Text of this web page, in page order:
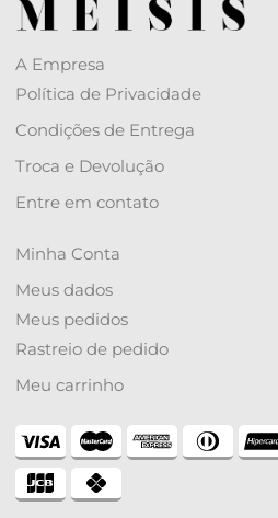
A Empresa
Política de Privacidade
Condições de Entrega
Troca e Devolução
Entre em contato
Minha Conta
Meus dados
Meus pedidos
Rastreio de pedido
Meu carrinho